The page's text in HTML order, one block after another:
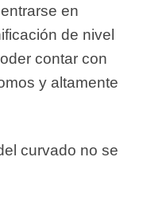
en
de nivel
contar con
y altamente
curvado no se